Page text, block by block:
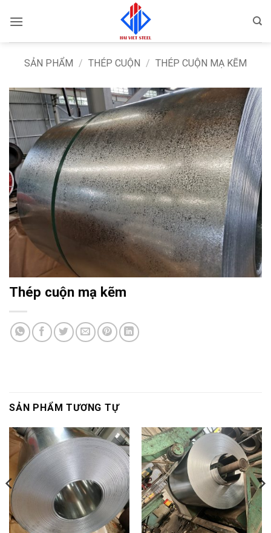
qua
SẢN PHẨM / THÉP CUỘN / THÉP CUỘN MẠ KẼM
Thép cuộn mạ kẽm
SẢN PHẨM TƯƠNG TỰ